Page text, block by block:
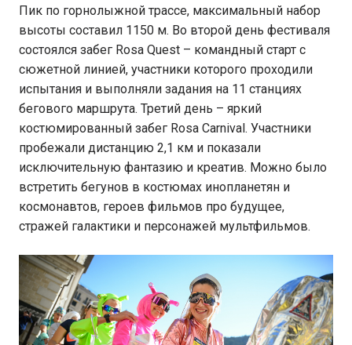
Пик по горнолыжной трассе, максимальный набор
высоты составил 1150 м. Во второй день фестиваля
состоялся забег Rosa Quest – командный старт с
сюжетной линией, участники которого проходили
испытания и выполняли задания на 11 станциях
бегового маршрута. Третий день – яркий
костюмированный забег Rosa Carnival. Участники
пробежали дистанцию 2,1 км и показали
исключительную фантазию и креатив. Можно было
встретить бегунов в костюмах инопланетян и
космонавтов, героев фильмов про будущее,
стражей галактики и персонажей мультфильмов.